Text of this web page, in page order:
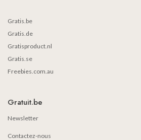
Gratis.be
Gratis.de
Gratisproduct.nl
Gratis.se
Freebies.com.au
Gratuit.be
Newsletter
Contactez-nous